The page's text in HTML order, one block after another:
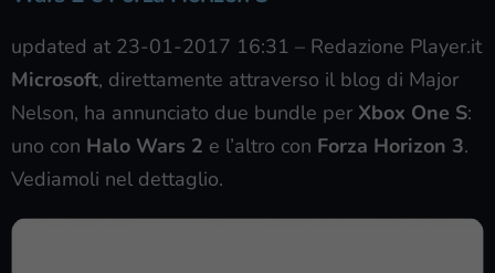
updated at 23-01-2017 16:31 – Redazione Player.it
Microsoft, direttamente attraverso il blog di Major
Nelson, ha annunciato due bundle per Xbox One S:
uno con Halo Wars 2 e l’altro con Forza Horizon 3.
Vediamoli nel dettaglio.